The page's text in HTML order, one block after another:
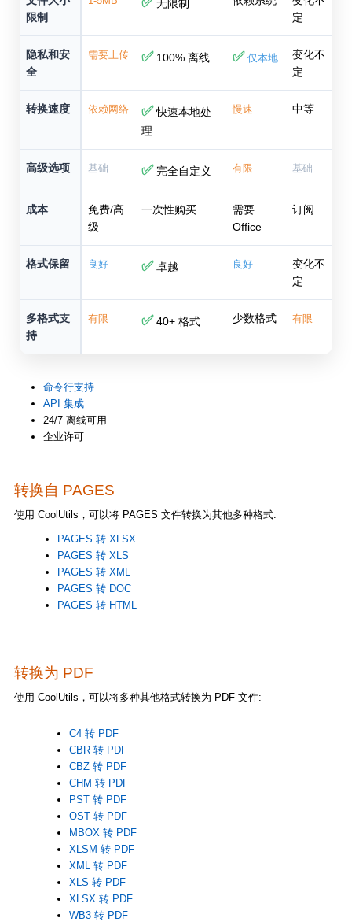
限制
无限制
定
隐私和安
全
需要上传 ✅100% 离线 ✅ 仅本地
变化不
定
转换速度 依赖网络 ✅快速本地处
理
慢速 中等
高级选项 基础 ✅完全自定义 有限 基础
成本
免费/高
级
一次性购买
需要
Office
订阅
格式保留 良好 ✅卓越 良好
变化不
定
多格式支
持
有限 ✅40+ 格式 少数格式 有限
命令行支持
API 集成
24/7 离线可用
企业许可
转换自 PAGES
使用 CoolUtils，可以将 PAGES 文件转换为其他多种格式:
PAGES 转 XLSX
PAGES 转 XLS
PAGES 转 XML
PAGES 转 DOC
PAGES 转 HTML
转换为 PDF
使用 CoolUtils，可以将多种其他格式转换为 PDF 文件:
C4 转 PDF
CBR 转 PDF
CBZ 转 PDF
CHM 转 PDF
PST 转 PDF
OST 转 PDF
MBOX 转 PDF
XLSM 转 PDF
XML 转 PDF
XLS 转 PDF
XLSX 转 PDF
WB3 转 PDF